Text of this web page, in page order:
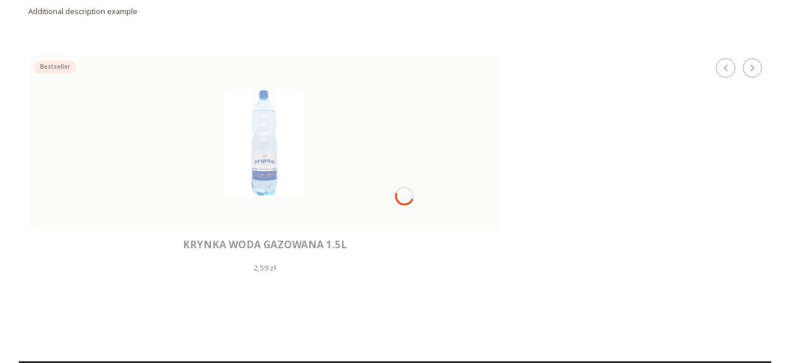
Additional description example
Bestseller
KRYNKA WODA GAZOWANA 1.5L
Cena
2,59 zł